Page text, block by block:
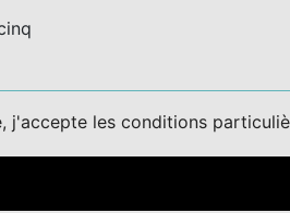
j'accepte les conditions